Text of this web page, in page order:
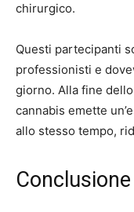
chirurgico.
Questi partecipanti
professionisti e
giorno. Alla fine
cannabis emette
allo stesso tempo,
Conclusione